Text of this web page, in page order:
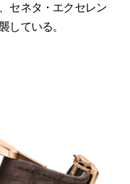
セネタ・エクセレン
している。